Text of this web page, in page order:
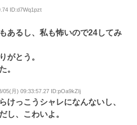
ID:d7Wq1pzt
あるし、私も怖いので24してみ
がとう。
。
05(月) 09:33:57.27 ID:pOa9kZIj
けっこうシャレになんないし、
し、こわいよ。